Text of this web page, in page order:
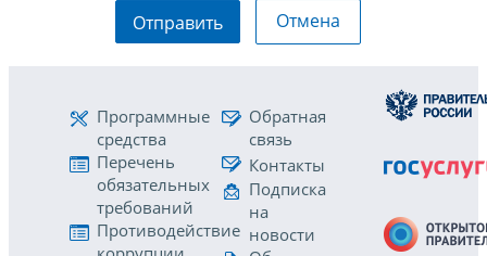
Отправить Отмена
Программные
средства
Перечень
обязательных
требований
Противодействие
Обратная
связь
Контакты
Подписка
на
новости